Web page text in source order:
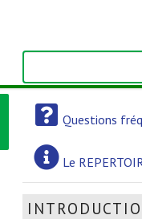
Questions
Le